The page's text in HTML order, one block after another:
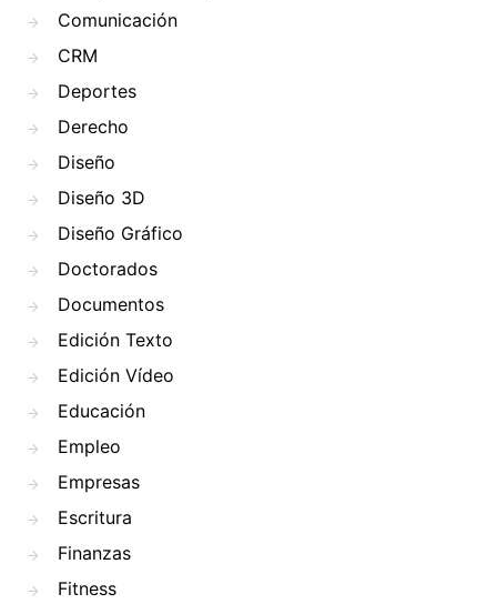
Comunicación
CRM
Deportes
Derecho
Diseño
Diseño 3D
Diseño Gráfico
Doctorados
Documentos
Edición Texto
Edición Vídeo
Educación
Empleo
Empresas
Escritura
Finanzas
Fitness